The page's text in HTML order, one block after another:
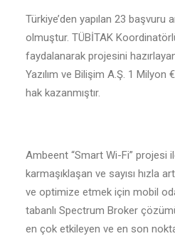
Türkiye’den yapılan 23 başvuru
olmuştur. TÜBİTAK
faydalanarak projesini
Yazılım ve Bilişim A.Ş. 1 Milyon
hak kazanmıştır.
Ambeent “Smart Wi-Fi” projesi
karmaşıklaşan ve sayısı hızla
ve optimize etmek için mobil
tabanlı Spectrum Broker
en çok etkileyen ve en son